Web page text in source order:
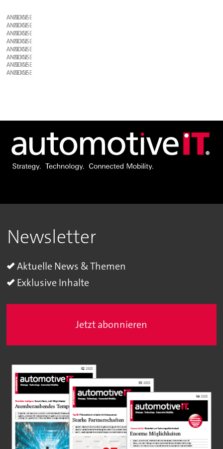
ANZEIGE
ANZEIGE
ANZEIGE
ANZEIGE
ANZEIGE
ANZEIGE
ANZEIGE
ANZEIGE
Newsletter
Aktuelle News & Themen
Exklusive Inhalte
Jetzt abonnieren